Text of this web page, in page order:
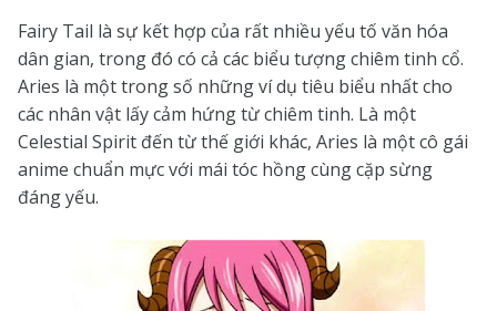
Fairy Tail là sự kết hợp của rất nhiều yếu tố văn hóa
dân gian, trong đó có cả các biểu tượng chiêm tinh cổ.
Aries là một trong số những ví dụ tiêu biểu nhất cho
các nhân vật lấy cảm hứng từ chiêm tinh. Là một
Celestial Spirit đến từ thế giới khác, Aries là một cô gái
anime chuẩn mực với mái tóc hồng cùng cặp sừng
đáng yếu.